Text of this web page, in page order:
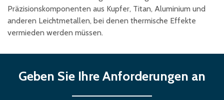
Präzisionskomponenten aus Kupfer, Titan, Aluminium und
anderen Leichtmetallen, bei denen thermische Effekte
vermieden werden müssen.
Geben Sie Ihre Anforderungen an